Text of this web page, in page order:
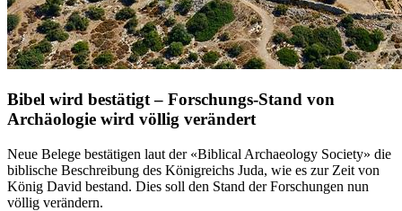
Bibel wird bestätigt – Forschungs-Stand von
Archäologie wird völlig verändert
Neue Belege bestätigen laut der «Biblical Archaeology Society» die
biblische Beschreibung des Königreichs Juda, wie es zur Zeit von
König David bestand. Dies soll den Stand der Forschungen nun
völlig verändern.